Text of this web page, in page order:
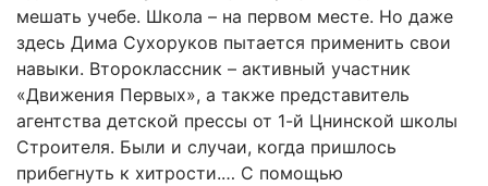
мешать учебе. Школа – на первом месте. Но даже
здесь Дима Сухоруков пытается применить свои
навыки. Второклассник – активный участник
«Движения Первых», а также представитель
агентства детской прессы от 1-й Цнинской школы
Строителя. Были и случаи, когда пришлось
прибегнуть к хитрости.… С помощью